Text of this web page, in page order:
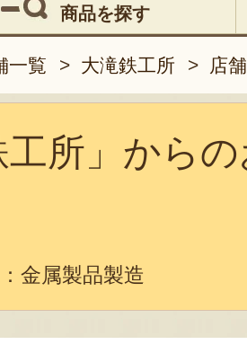
商品を探す
一覧 > 大滝鉄工所 > 店
工所」から
金属製品製造